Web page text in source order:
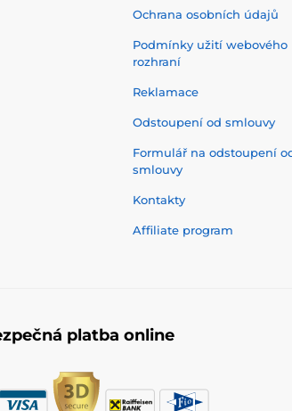
Ochrana osobních údajů
Podmínky užití webového
rozhraní
Reklamace
Odstoupení od smlouvy
Formulář na odstoupení
smlouvy
Kontakty
Affiliate program
platba online